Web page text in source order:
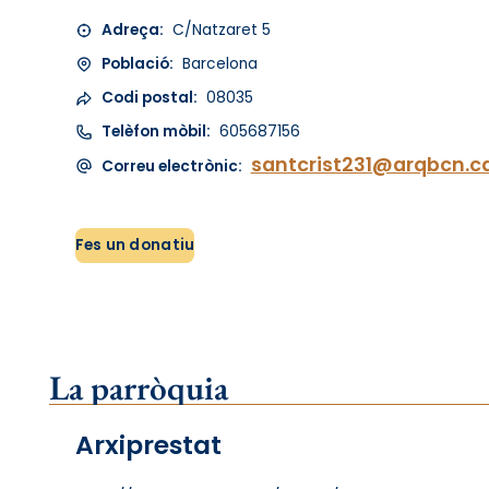
Adreça: C/Natzaret 5
Població: Barcelona
Codi postal: 08035
Telèfon mòbil: 605687156
Correu electrònic:
Fes un donatiu
La parròquia
Arxiprestat